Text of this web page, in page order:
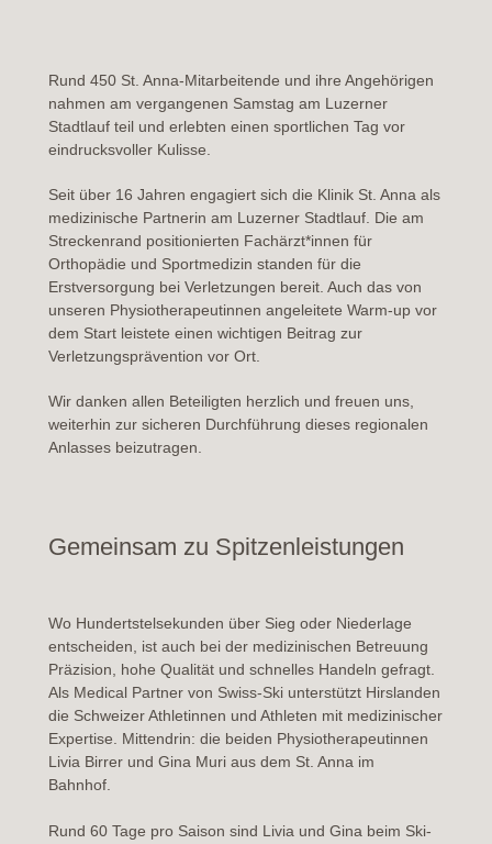
Rund 450 St. Anna-Mitarbeitende und ihre Angehörigen
nahmen am vergangenen Samstag am Luzerner
Stadtlauf teil und erlebten einen sportlichen Tag vor
eindrucksvoller Kulisse.
Seit über 16 Jahren engagiert sich die Klinik St. Anna als
medizinische Partnerin am Luzerner Stadtlauf. Die am
Streckenrand positionierten Fachärzt*innen für
Orthopädie und Sportmedizin standen für die
Erstversorgung bei Verletzungen bereit. Auch das von
unseren Physiotherapeutinnen angeleitete Warm-up vor
dem Start leistete einen wichtigen Beitrag zur
Verletzungsprävention vor Ort.
Wir danken allen Beteiligten herzlich und freuen uns,
weiterhin zur sicheren Durchführung dieses regionalen
Anlasses beizutragen.
Gemeinsam zu Spitzenleistungen
Wo Hundertstelsekunden über Sieg oder Niederlage
entscheiden, ist auch bei der medizinischen Betreuung
Präzision, hohe Qualität und schnelles Handeln gefragt.
Als Medical Partner von Swiss-Ski unterstützt Hirslanden
die Schweizer Athletinnen und Athleten mit medizinischer
Expertise. Mittendrin: die beiden Physiotherapeutinnen
Livia Birrer und Gina Muri aus dem St. Anna im
Bahnhof.
Rund 60 Tage pro Saison sind Livia und Gina beim Ski-